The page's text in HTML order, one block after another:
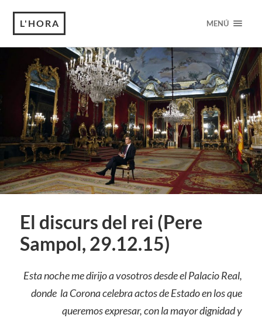
L'HORA MENÚ
El discurs del rei (Pere
Sampol, 29.12.15)
Esta noche me dirijo a vosotros desde el Palacio Real,
donde la Corona celebra actos de Estado en los que
queremos expresar, con la mayor dignidad y